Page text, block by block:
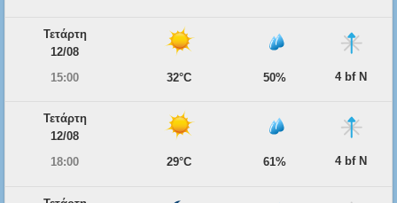
Τετάρτη
12/08
15:00
32°C 50% 4 bf Ν
Τετάρτη
12/08
18:00
29°C 61% 4 bf Ν